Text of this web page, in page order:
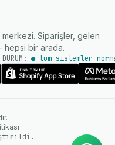
Siparişler, gelen
bir arada.
● tüm sistemler